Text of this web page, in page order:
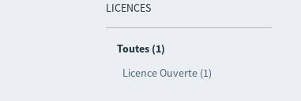
LICENCES
Toutes (1)
Licence Ouverte (1)